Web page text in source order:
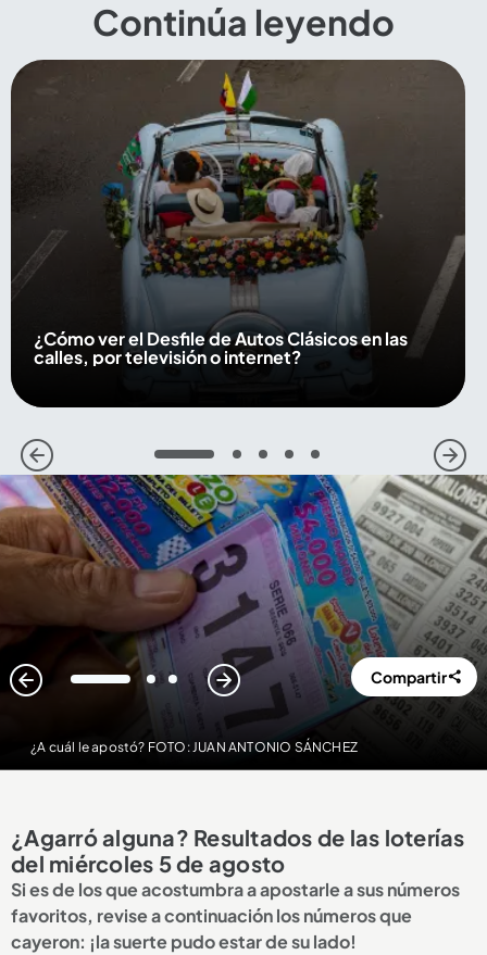
Continúa leyendo
¿Cómo ver el Desfile de Autos Clásicos en las
calles, por televisión o internet?
1 2 3 4 5
¿A cuál le apostó? FOTO: JUAN ANTONIO SÁNCHEZ
1 2 3 Compartir
¿Agarró alguna? Resultados de las loterías
del miércoles 5 de agosto
Si es de los que acostumbra a apostarle a sus números
favoritos, revise a continuación los números que
cayeron: ¡la suerte pudo estar de su lado!